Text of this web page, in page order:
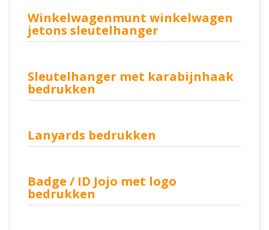
Winkelwagenmunt winkelwagen
jetons sleutelhanger
Sleutelhanger met karabijnhaak
bedrukken
Lanyards bedrukken
Badge / ID Jojo met logo
bedrukken